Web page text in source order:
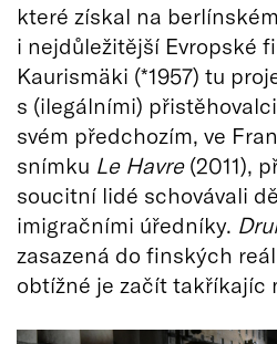
které získal na
i nejdůležitější Evropské
Kaurismäki (*1957) tu
s (ilegálními)
svém předchozím, ve
snímku Le Havre (2011),
soucitní lidé schovávali
imigračními úředníky.
zasazená do finských
obtížné je začít takříkajíc